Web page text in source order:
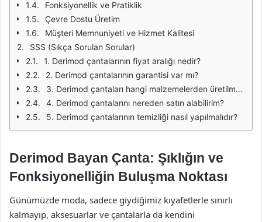
Fonksiyonellik ve Pratiklik
Çevre Dostu Üretim
Müşteri Memnuniyeti ve Hizmet Kalitesi
SSS (Sıkça Sorulan Sorular)
1. Derimod çantalarının fiyat aralığı nedir?
2. Derimod çantalarının garantisi var mı?
3. Derimod çantaları hangi malzemelerden üretilmektedir?
4. Derimod çantalarını nereden satın alabilirim?
5. Derimod çantalarının temizliği nasıl yapılmalıdır?
Derimod Bayan Çanta: Şıklığın ve
Fonksiyonelliğin Buluşma Noktası
Günümüzde moda, sadece giydiğimiz kıyafetlerle sınırlı
kalmayıp, aksesuarlar ve çantalarla da kendini